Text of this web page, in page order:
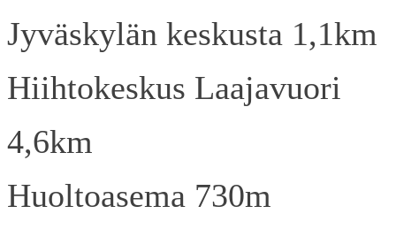
Jyväskylän keskusta 1,1km
Hiihtokeskus Laajavuori
4,6km
Huoltoasema 730m